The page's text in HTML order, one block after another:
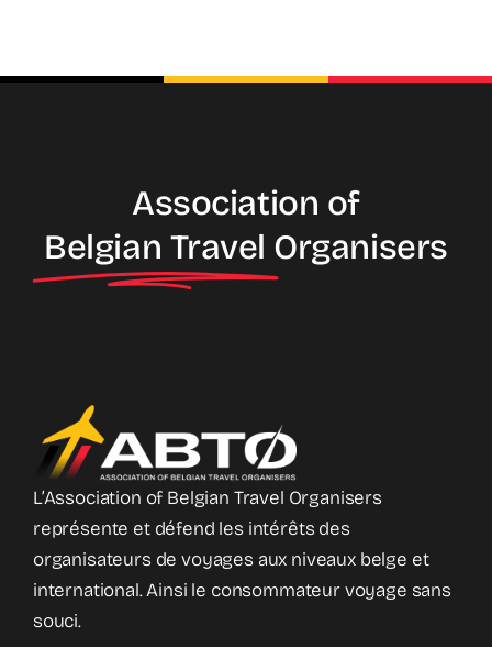
Association of
Belgian Travel Organisers
L’Association of Belgian Travel Organisers
représente et défend les intérêts des
organisateurs de voyages aux niveaux belge et
international. Ainsi le consommateur voyage sans
souci.